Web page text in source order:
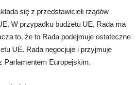
się z przedstawicieli rządów
W przypadku budżetu UE, Rada ma
to, że to Rada podejmuje ostateczne
UE. Rada negocjuje i przyjmuje
Parlamentem Europejskim.